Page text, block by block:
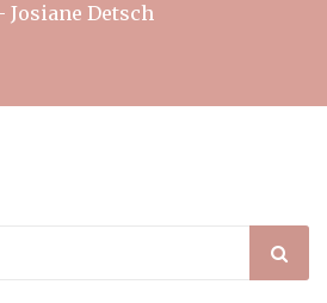
Josiane Detsch